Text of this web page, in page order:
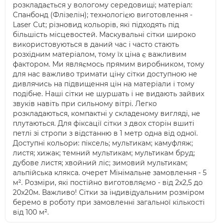
розкладається у вологому середовищі; матеріал:
Спанбонд (Флізелін); технологією виготовлення -
Laser Cut; різновид кольорів, які підходять під
більшість місцевостей. Маскувальні сітки широко
використовуються в даний час і часто стають
розхідним матеріалом, тому їх ціна є важливим
фактором. Ми являємось прямим виробником, тому
для нас важливо тримати ціну сітки доступною не
дивлячись на підвищення цін на матеріали і тому
подібне. Наші сітки не шуршать і не видають зайвих
звуків навіть при сильному вітрі. Легко
розкладаються, компактні у складеному вигляді, не
плутаються. Для фіксації сітки з двох сторін вшиті
петлі зі стропи з відстанню в 1 метр одна від одної.
Доступні кольори: піксель; мультикам; камуфляж;
листя; хижак; темний мультикам; мультикам бруд;
дубове листя; хвойний ліс; зимовий мультикам;
альпійська клякса. очерет Мінімальне замовлення - 5
м². Розміри, які постійно виготовляємо - від 2х2,5 до
20х20м. Важливо! Сітки за індивідуальним розміром
беремо в роботу при замовленні загальної кількості
від 100 м².